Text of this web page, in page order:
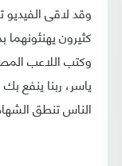
وقد لاقى
كثيرون
وكتب اللاعب
ياسر، ربنا ينفع
الناس تنطق